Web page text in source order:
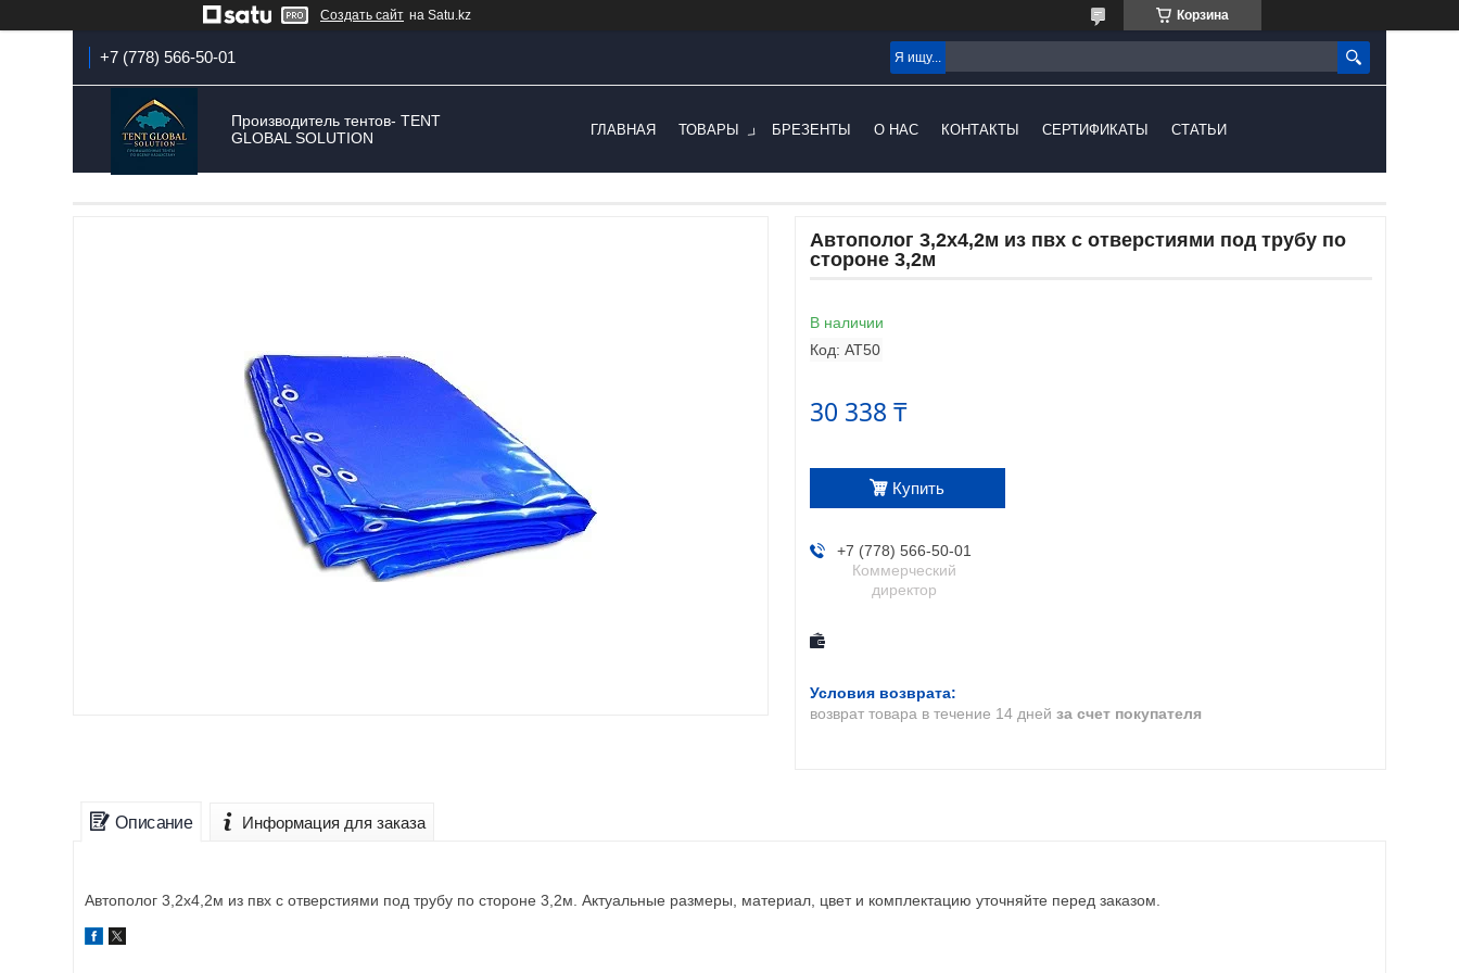
Создать сайт на Satu.kz Корзина
+7 (778) 566-50-01
Производитель тентов- TENT
GLOBAL SOLUTION
ГЛАВНАЯ ТОВАРЫ БРЕЗЕНТЫ О НАС КОНТАКТЫ СЕРТИФИКАТЫ СТАТЬИ
Автополог 3,2х4,2м из пвх с отверстиями под трубу по
стороне 3,2м
В наличии
Код: AT50
30 338 ₸
Купить
+7 (778) 566-50-01
Коммерческий
директор
возврат товара в течение 14 дней за счет покупателя
Описание Информация для заказа
Автополог 3,2х4,2м из пвх с отверстиями под трубу по стороне 3,2м. Актуальные размеры, материал, цвет и комплектацию уточняйте перед заказом.